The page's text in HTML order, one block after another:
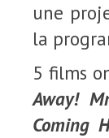
une
la
5 films
Away!
Coming